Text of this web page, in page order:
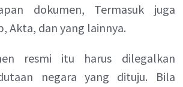
dokumen, Termasuk juga
Akta, dan yang lainnya.
resmi itu harus dilegalkan
negara yang dituju. Bila